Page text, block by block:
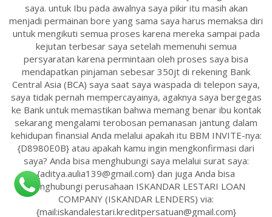
saya. untuk Ibu pada awalnya saya pikir itu masih akan
menjadi permainan bore yang sama saya harus memaksa diri
untuk mengikuti semua proses karena mereka sampai pada
kejutan terbesar saya setelah memenuhi semua
persyaratan karena permintaan oleh proses saya bisa
mendapatkan pinjaman sebesar 350jt di rekening Bank
Central Asia (BCA) saya saat saya waspada di telepon saya,
saya tidak pernah mempercayainya, agaknya saya bergegas
ke Bank untuk memastikan bahwa memang benar ibu kontak
sekarang mengalami terobosan pemanasan jantung dalam
kehidupan finansial Anda melalui apakah itu BBM INVITE-nya:
{D8980E0B} atau apakah kamu ingin mengkonfirmasi dari
saya? Anda bisa menghubungi saya melalui surat saya:
{aditya.aulia139@gmail.com} dan juga Anda bisa
menghubungi perusahaan ISKANDAR LESTARI LOAN
COMPANY (ISKANDAR LENDERS) via:
{mail:iskandalestari.kreditpersatuan@gmail.com}